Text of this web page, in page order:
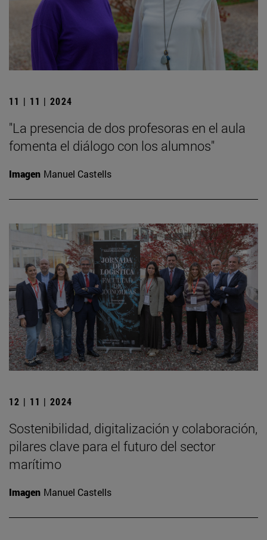
11 | 11 | 2024
"La presencia de dos profesoras en el aula
fomenta el diálogo con los alumnos"
Imagen Manuel Castells
12 | 11 | 2024
Sostenibilidad, digitalización y colaboración,
pilares clave para el futuro del sector
marítimo
Imagen Manuel Castells